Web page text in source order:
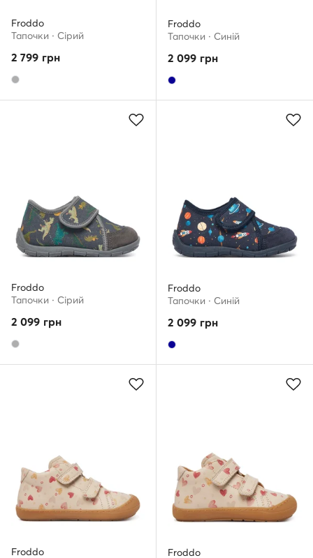
Froddo
Тапочки · Сірий
2 799 грн
Froddo
Тапочки · Cиній
2 099 грн
Froddo
Тапочки · Сірий
2 099 грн
Froddo
Тапочки · Cиній
2 099 грн
Froddo
Froddo